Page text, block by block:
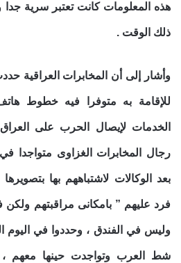
هذه المعلومات كانت تعتبر سرية
ذلك الوقت .
وأشار إلى أن المخابرات العراقية
للإقامة به متوفرا فيه خطوط
الخدمات لإيصال الحرب على
رجال المخابرات الغزاوى متواجدا
بعد الوكالات لاشتباههم بها
فرد عليهم ” بامكانى مراقبتهم
وليس في الفندق ، وحددوا في اليوم
شط العرب وتواجدت حينها معهم